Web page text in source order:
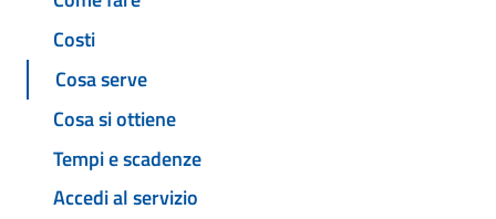
Costi
Cosa serve
Cosa si ottiene
Tempi e scadenze
Accedi al servizio